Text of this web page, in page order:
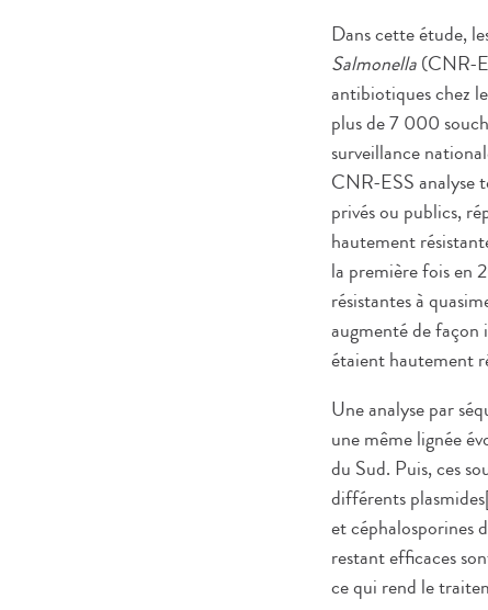
Dans cette étude,
Salmonella(CNR-
antibiotiques chez
plus de 7 000
surveillance
CNR-ESS analyse
privés ou publics,
hautement
la première fois en
résistantes à
augmenté de façon
étaient hautement
Une analyse par
une même lignée
du Sud. Puis, ces
différents
et céphalosporines
restant efficaces
ce qui rend le